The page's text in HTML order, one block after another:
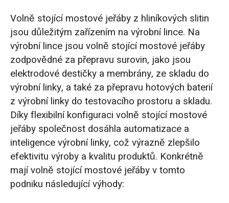
Volně stojící mostové jeřáby z hliníkových slitin
jsou důležitým zařízením na výrobní lince. Na
výrobní lince jsou volně stojící mostové jeřáby
zodpovědné za přepravu surovin, jako jsou
elektrodové destičky a membrány, ze skladu do
výrobní linky, a také za přepravu hotových baterií
z výrobní linky do testovacího prostoru a skladu.
Díky flexibilní konfiguraci volně stojící mostové
jeřáby společnost dosáhla automatizace a
inteligence výrobní linky, což výrazně zlepšilo
efektivitu výroby a kvalitu produktů. Konkrétně
mají volně stojící mostové jeřáby v tomto
podniku následující výhody: